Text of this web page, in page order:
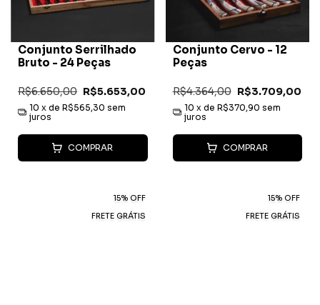
Conjunto Serrilhado
Bruto - 24 Peças
R$6.650,00 R$5.653,00
10 x de R$565,30 sem
juros
COMPRAR
Conjunto Cervo - 12
Peças
R$4.364,00 R$3.709,00
10 x de R$370,90 sem
juros
COMPRAR
15% OFF
FRETE GRÁTIS
15% OFF
FRETE GRÁTIS